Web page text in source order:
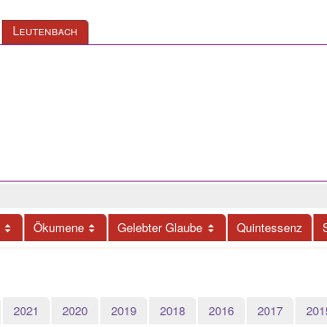
Leutenbach
Ökumene Gelebter Glaube Quintessenz
2021 2020 2019 2018 2016 2017